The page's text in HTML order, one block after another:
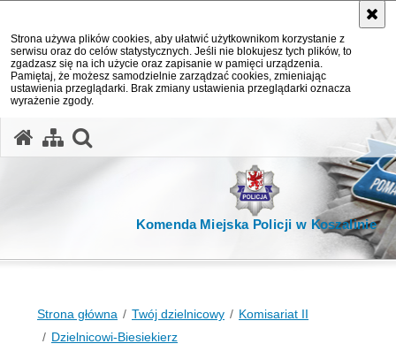
Strona używa plików cookies, aby ułatwić użytkownikom korzystanie z
serwisu oraz do celów statystycznych. Jeśli nie blokujesz tych plików, to
zgadzasz się na ich użycie oraz zapisanie w pamięci urządzenia.
Pamiętaj, że możesz samodzielnie zarządzać cookies, zmieniając
ustawienia przeglądarki. Brak zmiany ustawienia przeglądarki oznacza
wyrażenie zgody.
Komenda Miejska Policji w Koszalinie
Strona główna Twój dzielnicowy
Komisariat II
Dzielnicowi-Biesiekierz